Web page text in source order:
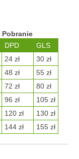
Pobranie
DPD
GLS
24 zł
30 zł
48 zł
55 zł
72 zł
80 zł
96 zł
105 zł
120 zł
130 zł
144 zł 155 zł